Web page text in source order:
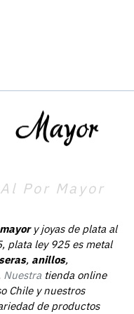
Por Mayor
y joyas de plata al
plata ley 925 es metal
, anillos,
Nuestra tienda online
Chile y nuestros
de productos